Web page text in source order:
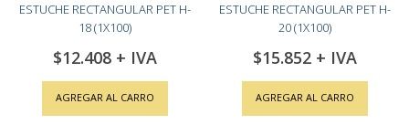
ESTUCHE RECTANGULAR PET H-
18 (1X100)
$12.408
AGREGAR AL CARRO
ESTUCHE RECTANGULAR PET H-
20 (1X100)
$15.852
AGREGAR AL CARRO